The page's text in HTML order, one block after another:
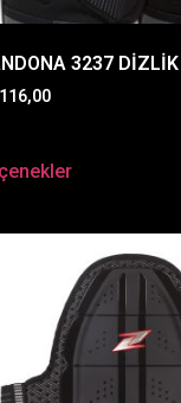
3237 DİZLİK